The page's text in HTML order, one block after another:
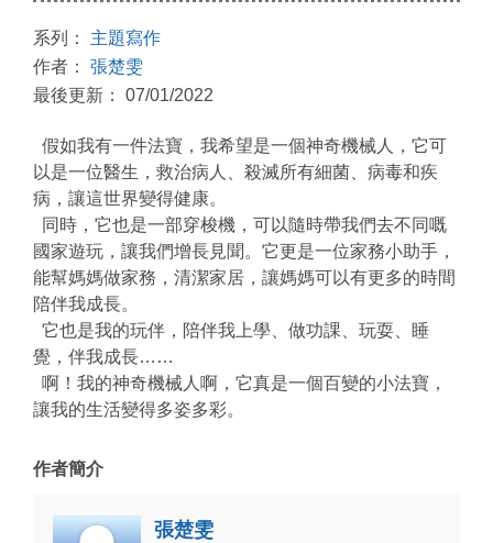
系列： 主題寫作
作者： 張楚雯
最後更新： 07/01/2022
假如我有一件法寶，我希望是一個神奇機械人，它可
以是一位醫生，救治病人、殺滅所有細菌、病毒和疾
病，讓這世界變得健康。
同時，它也是一部穿梭機，可以隨時帶我們去不同嘅
國家遊玩，讓我們增長見聞。它更是一位家務小助手，
能幫媽媽做家務，清潔家居，讓媽媽可以有更多的時間
陪伴我成長。
它也是我的玩伴，陪伴我上學、做功課、玩耍、睡
覺，伴我成長……
啊！我的神奇機械人啊，它真是一個百變的小法寶，
讓我的生活變得多姿多彩。
作者簡介
張楚雯